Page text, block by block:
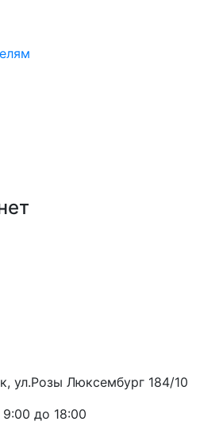
ул.Розы Люксембург 184/10
до 18:00